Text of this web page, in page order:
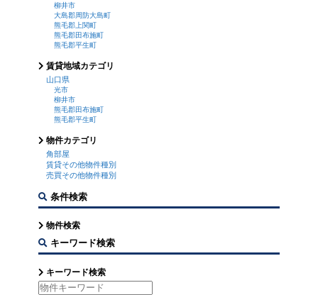
柳井市
大島郡周防大島町
熊毛郡上関町
熊毛郡田布施町
熊毛郡平生町
賃貸地域カテゴリ
山口県
光市
柳井市
熊毛郡田布施町
熊毛郡平生町
物件カテゴリ
角部屋
賃貸その他物件種別
売買その他物件種別
条件検索
物件検索
キーワード検索
キーワード検索